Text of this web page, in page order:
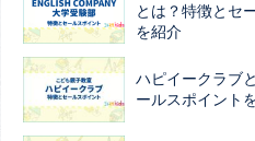
とは？特徴とセ
を紹介
ハピイークラブ
ールスポイント